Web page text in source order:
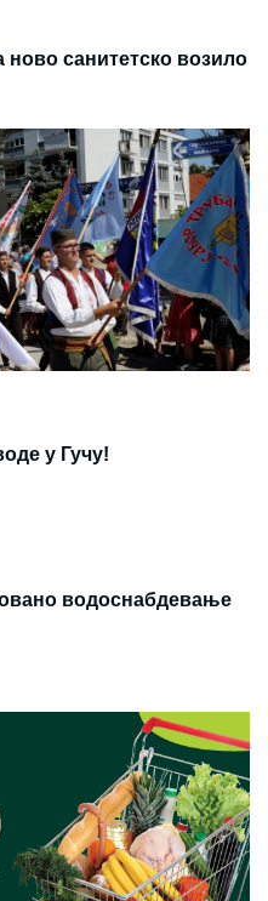
санитетско возило
у Гучу!
водоснабдевање